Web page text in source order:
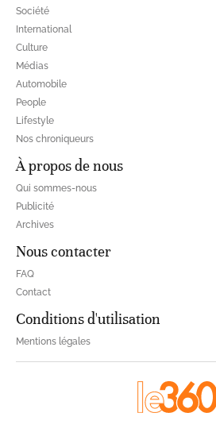
Société
International
Culture
Médias
Automobile
People
Lifestyle
Nos chroniqueurs
À propos de nous
Qui sommes-nous
Publicité
Archives
Nous contacter
FAQ
Contact
Conditions d'utilisation
Mentions légales